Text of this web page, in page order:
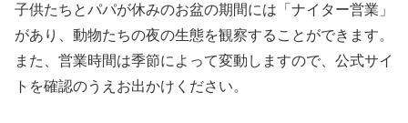
子供たちとパパが休みのお盆の期間には「ナイター営業」
があり、動物たちの夜の生態を観察することができます。
また、営業時間は季節によって変動しますので、公式サイ
トを確認のうえお出かけください。